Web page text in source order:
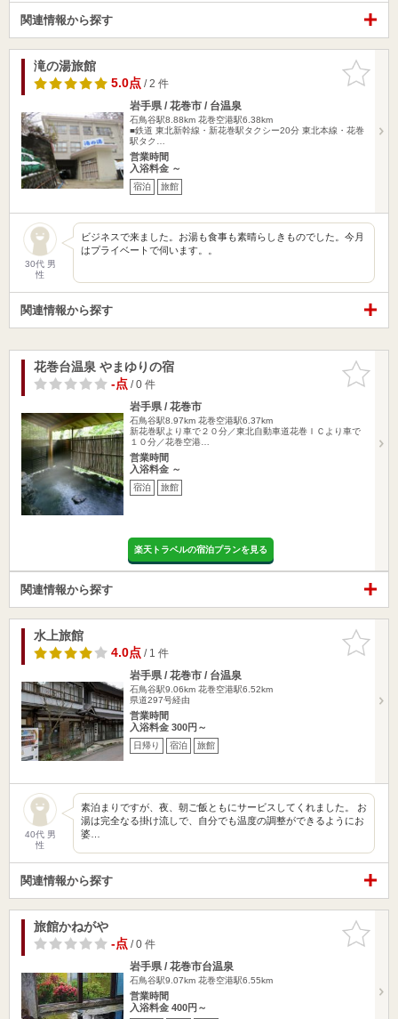
関連情報から探す
お気に入
りに追加
滝の湯旅館
5.0点/ 2 件
岩手県 / 花巻市 / 台温泉
石鳥谷駅8.88km 花巻空港駅6.38km
■鉄道 東北新幹線・新花巻駅タクシー20分 東北本線・花巻
駅タク…
営業時間
入浴料金 ～
宿泊 旅館
30代 男
性
ビジネスで来ました。お湯も食事も素晴らしきものでした。今月
はプライベートで伺います。。
関連情報から探す
お気に入
りに追加
花巻台温泉 やまゆりの宿
-点/ 0 件
岩手県 / 花巻市
石鳥谷駅8.97km 花巻空港駅6.37km
新花巻駅より車で２０分／東北自動車道花巻ＩＣより車で
１０分／花巻空港…
営業時間
入浴料金 ～
宿泊 旅館
楽天トラベルの宿泊プランを見る
関連情報から探す
お気に入
りに追加
水上旅館
4.0点/ 1 件
岩手県 / 花巻市 / 台温泉
石鳥谷駅9.06km 花巻空港駅6.52km
県道297号経由
営業時間
入浴料金 300円～
日帰り 宿泊 旅館
40代 男
性
素泊まりですが、夜、朝ご飯ともにサービスしてくれました。 お
湯は完全なる掛け流しで、自分でも温度の調整ができるようにお
婆…
関連情報から探す
お気に入
りに追加
旅館かねがや
-点/ 0 件
岩手県 / 花巻市台温泉
石鳥谷駅9.07km 花巻空港駅6.55km
営業時間
入浴料金 400円～